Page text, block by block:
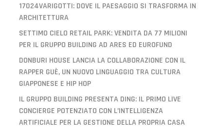
17024VARIGOTTI: DOVE IL PAESAGGIO SI TRASFORMA IN
ARCHITETTURA
SETTIMO CIELO RETAIL PARK: VENDITA DA 77 MILIONI
PER IL GRUPPO BUILDING AD ARES ED EUROFUND
DONBURI HOUSE LANCIA LA COLLABORAZIONE CON IL
RAPPER GUÈ, UN NUOVO LINGUAGGIO TRA CULTURA
GIAPPONESE E HIP HOP
IL GRUPPO BUILDING PRESENTA DING: IL PRIMO LIVE
CONCIERGE POTENZIATO CON L’INTELLIGENZA
ARTIFICIALE PER LA GESTIONE DELLA PROPRIA CASA